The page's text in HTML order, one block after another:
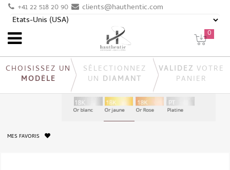
+41 22 518 20 90 clients@hauthentic.com
0
CHOISISSEZ UN
MODÈLE
SÉLECTIONNEZ
UN DIAMANT
VALIDEZ VOTRE
PANIER
MES FAVORIS